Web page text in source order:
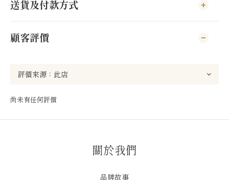
送貨及付款方式
顧客評價
尚未有任何評價
關於我們
品牌故事